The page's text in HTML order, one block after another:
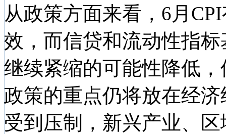
从政策方面来看，6月
效，而信贷和流动性指
继续紧缩的可能性降低
政策的重点仍将放在经
受到压制，新兴产业、